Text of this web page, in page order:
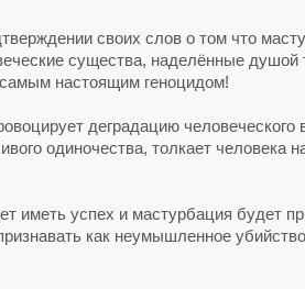
своих слов о том что
существа, наделённые душой
настоящим геноцидом!
деградацию
одиночества, толкает человека
иметь успех и мастурбация будет
как неумышленное